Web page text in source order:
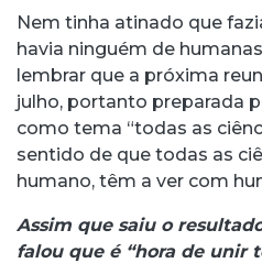
Nem tinha atinado que
havia ninguém de
lembrar que a próxima
julho, portanto preparada
como tema “todas as
sentido de que todas as
humano, têm a ver com
Assim que saiu o
falou que é “hora de unir